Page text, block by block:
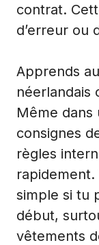
contrat.
d’erreur ou
Apprends
néerlandais
Même dans
consignes
règles
rapidement.
simple si tu
début,
vêtements